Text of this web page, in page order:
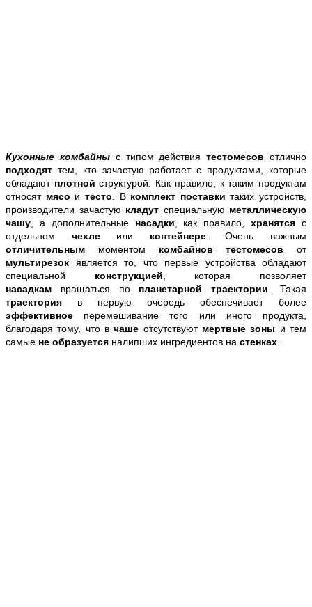
Кухонные комбайныс типом действиятестомесовотлично
подходят тем, кто зачастую работает с продуктами, которые
обладают плотнойструктурой. Как правило, к таким продуктам
относят мясо и тесто. В комплект поставкитаких устройств,
производители зачастую кладут специальную металлическую
чашу, а дополнительные насадки, как правило,хранятсяс
отдельном чехле или контейнере. Очень важным
отличительным моментом комбайнов тестомесов от
мультирезок является то, что первые устройства обладают
специальной конструкцией, которая позволяет
насадкам вращаться по планетарной траектории. Такая
траектория в первую очередь обеспечивает более
эффективное перемешивание того или иного продукта,
благодаря тому, что вчаше отсутствуютмертвые зоны и тем
самые не образуется налипших ингредиентов на стенках.